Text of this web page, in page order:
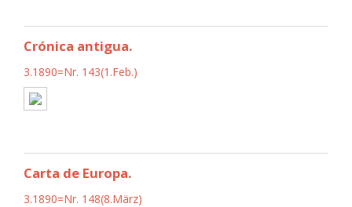
Crónica antigua.
3.1890=Nr. 143(1.Feb.)
Carta de Europa.
3.1890=Nr. 148(8.März)